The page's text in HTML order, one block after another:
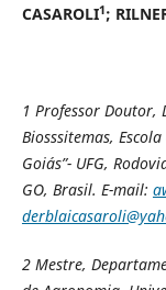
CASAROLI1;
1 Professor Doutor,
Biosssitemas,
Goiás”- UFG,
GO, Brasil. E-mail:
2 Mestre,